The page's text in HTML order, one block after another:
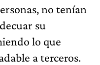
no tenían
su
lo que
a terceros.